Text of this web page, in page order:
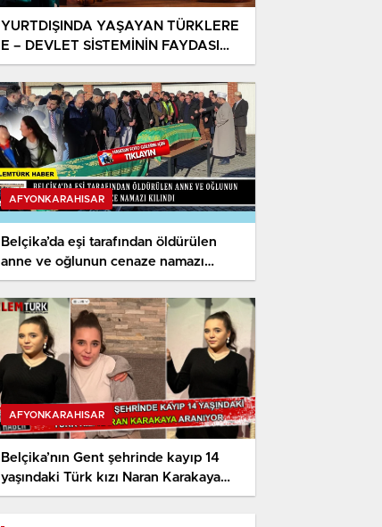
YURTDIŞINDA YAŞAYAN TÜRKLERE
E – DEVLET SİSTEMİNİN FAYDASI
VAR MI ?
AFYONKARAHISAR
Belçika’da eşi tarafından öldürülen
anne ve oğlunun cenaze namazı
kılındı
AFYONKARAHISAR
Belçika’nın Gent şehrinde kayıp 14
yaşındaki Türk kızı Naran Karakaya
için arama çalışması başlatıldı